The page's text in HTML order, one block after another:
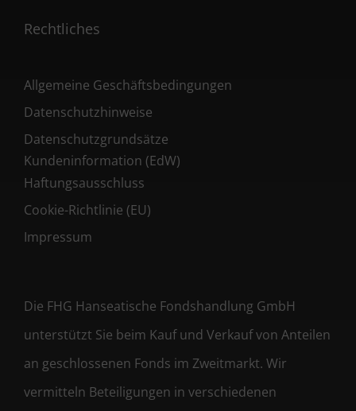
Rechtliches
Allgemeine Geschäftsbedingungen
Datenschutzhinweise
Datenschutzgrundsätze
Kundeninformation (EdW)
Haftungsausschluss
Cookie-Richtlinie (EU)
Impressum
Die FHG Hanseatische Fondshandlung GmbH
unterstützt Sie beim Kauf und Verkauf von Anteilen
an geschlossenen Fonds im Zweitmarkt. Wir
vermitteln Beteiligungen in verschiedenen